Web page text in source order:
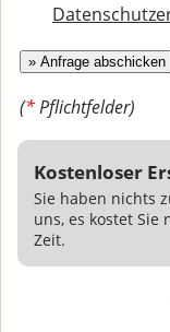
» Anfrage abschicken
(*Pflichtfelder)
Kostenloser
Sie haben nichts
uns, es kostet
Zeit.